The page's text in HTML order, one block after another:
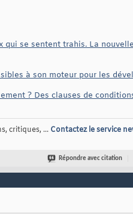
qui se sentent trahis. La
à son moteur pour les
? Des clauses de
critiques, ... Contactez le service
Répondre avec citation